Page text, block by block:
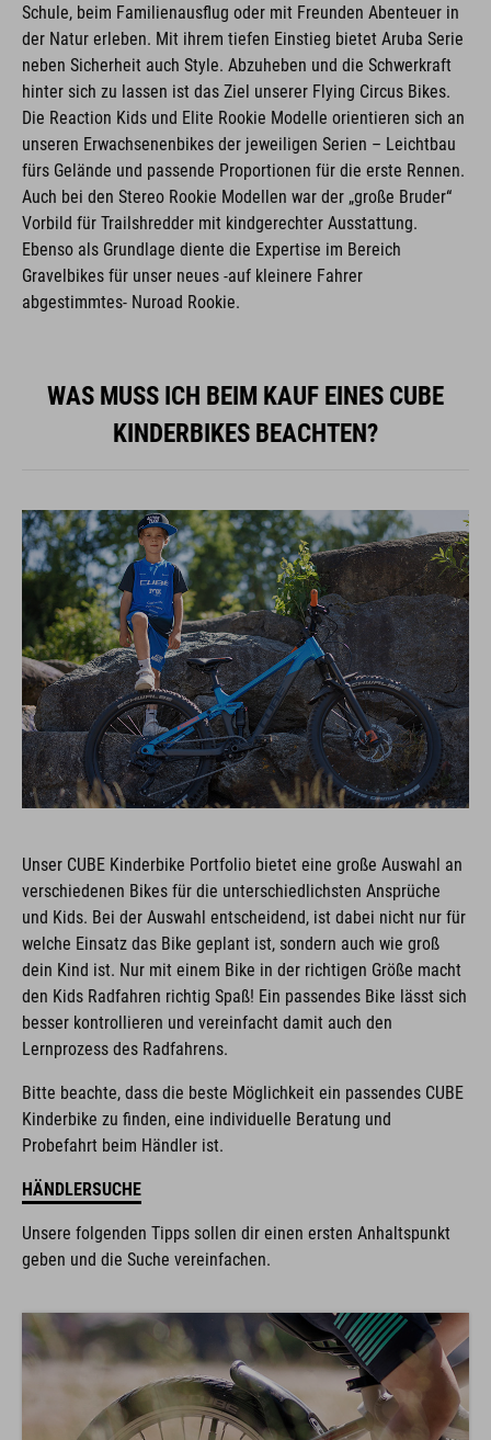
Schule, beim Familienausflug oder mit Freunden Abenteuer in
der Natur erleben. Mit ihrem tiefen Einstieg bietet Aruba Serie
neben Sicherheit auch Style. Abzuheben und die Schwerkraft
hinter sich zu lassen ist das Ziel unserer Flying Circus Bikes.
Die Reaction Kids und Elite Rookie Modelle orientieren sich an
unseren Erwachsenenbikes der jeweiligen Serien – Leichtbau
fürs Gelände und passende Proportionen für die erste Rennen.
Auch bei den Stereo Rookie Modellen war der „große Bruder“
Vorbild für Trailshredder mit kindgerechter Ausstattung.
Ebenso als Grundlage diente die Expertise im Bereich
Gravelbikes für unser neues -auf kleinere Fahrer
abgestimmtes- Nuroad Rookie.
WAS MUSS ICH BEIM KAUF EINES CUBE
KINDERBIKES BEACHTEN?
Unser CUBE Kinderbike Portfolio bietet eine große Auswahl an
verschiedenen Bikes für die unterschiedlichsten Ansprüche
und Kids. Bei der Auswahl entscheidend, ist dabei nicht nur für
welche Einsatz das Bike geplant ist, sondern auch wie groß
dein Kind ist. Nur mit einem Bike in der richtigen Größe macht
den Kids Radfahren richtig Spaß! Ein passendes Bike lässt sich
besser kontrollieren und vereinfacht damit auch den
Lernprozess des Radfahrens.
Bitte beachte, dass die beste Möglichkeit ein passendes CUBE
Kinderbike zu finden, eine individuelle Beratung und
Probefahrt beim Händler ist.
HÄNDLERSUCHE
Unsere folgenden Tipps sollen dir einen ersten Anhaltspunkt
geben und die Suche vereinfachen.